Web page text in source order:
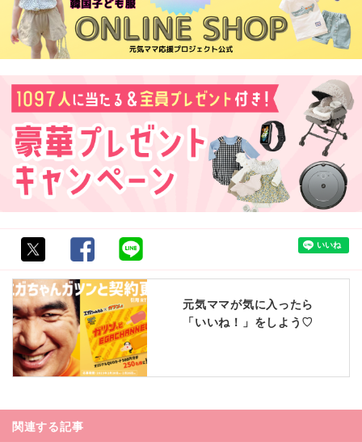
元気ママが気に入ったら
「いいね！」をしよう♡
関連する記事